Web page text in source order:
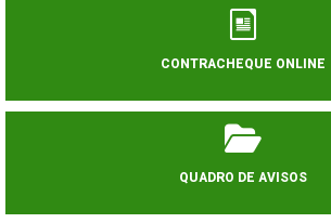
CONTRACHEQUE ONLINE
QUADRO DE AVISOS